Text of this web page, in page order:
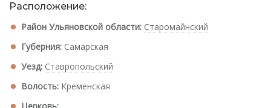
Расположение:
Район Ульяновской области: Старомайнский
Губерния: Самарская
Уезд: Ставропольский
Волость: Кременская